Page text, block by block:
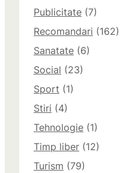
Publicitate (7)
Recomandari (162)
Sanatate (6)
Social (23)
Sport (1)
Stiri (4)
Tehnologie (1)
Timp liber (12)
Turism (79)